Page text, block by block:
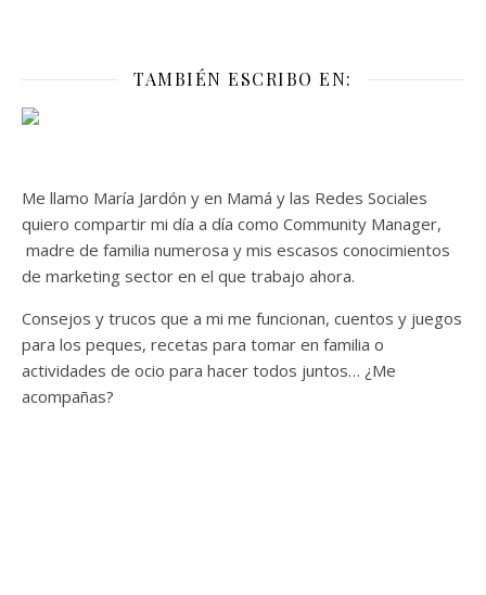
TAMBIÉN ESCRIBO EN:
Me llamo María Jardón y en Mamá y las Redes Sociales
quiero compartir mi día a día como Community Manager,
madre de familia numerosa y mis escasos conocimientos
de marketing sector en el que trabajo ahora.
Consejos y trucos que a mi me funcionan, cuentos y juegos
para los peques, recetas para tomar en familia o
actividades de ocio para hacer todos juntos… ¿Me
acompañas?